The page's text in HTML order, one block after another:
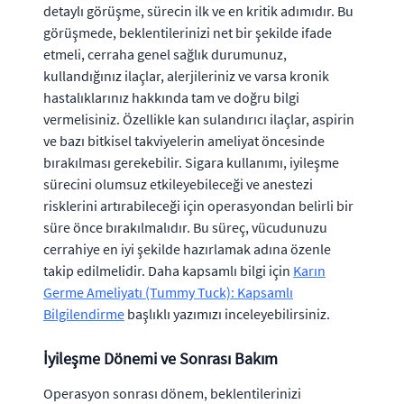
detaylı görüşme, sürecin ilk ve en kritik adımıdır. Bu
görüşmede, beklentilerinizi net bir şekilde ifade
etmeli, cerraha genel sağlık durumunuz,
kullandığınız ilaçlar, alerjileriniz ve varsa kronik
hastalıklarınız hakkında tam ve doğru bilgi
vermelisiniz. Özellikle kan sulandırıcı ilaçlar, aspirin
ve bazı bitkisel takviyelerin ameliyat öncesinde
bırakılması gerekebilir. Sigara kullanımı, iyileşme
sürecini olumsuz etkileyebileceği ve anestezi
risklerini artırabileceği için operasyondan belirli bir
süre önce bırakılmalıdır. Bu süreç, vücudunuzu
cerrahiye en iyi şekilde hazırlamak adına özenle
takip edilmelidir. Daha kapsamlı bilgi için Karın
Germe Ameliyatı (Tummy Tuck): Kapsamlı
Bilgilendirme başlıklı yazımızı inceleyebilirsiniz.
İyileşme Dönemi ve Sonrası Bakım
Operasyon sonrası dönem, beklentilerinizi